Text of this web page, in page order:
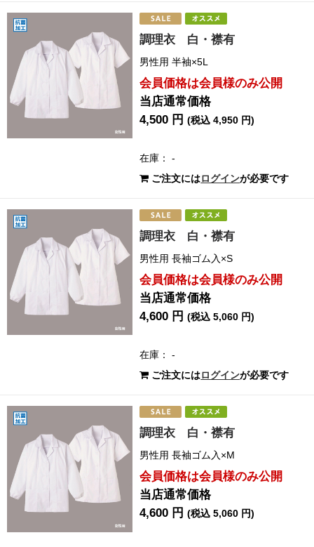
調理衣 白・襟有
男性用 半袖×5L
会員価格は会員様のみ公開
当店通常価格
4,500 円(税込 4,950 円)
在庫： -
ご注文にはログインが必要です
調理衣 白・襟有
男性用 長袖ゴム入×S
会員価格は会員様のみ公開
当店通常価格
4,600 円(税込 5,060 円)
在庫： -
ご注文にはログインが必要です
調理衣 白・襟有
男性用 長袖ゴム入×M
会員価格は会員様のみ公開
当店通常価格
4,600 円(税込 5,060 円)